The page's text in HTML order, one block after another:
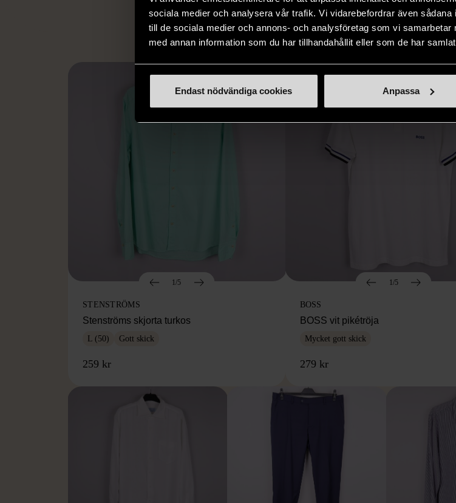
sociala medier och analysera vår trafik. Vi vidarebefordrar även
till de sociala medier och annons- och analysföretag som vi
med annan information som du har tillhandahållit eller som de har
Endast nödvändiga cookies Anpassa
Hitta produkter som
1/5
STENSTRÖMS
Stenströms skjorta turkos
L (50) Gott skick
259 kr
1/5
BOSS
BOSS vit pikétröja
Mycket gott skick
279 kr